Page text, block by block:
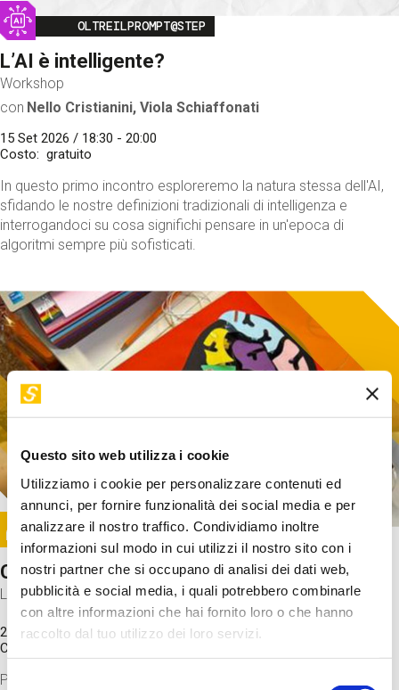
Questo sito web utilizza i cookie
Utilizziamo i cookie per personalizzare contenuti ed
annunci, per fornire funzionalità dei social media e per
analizzare il nostro traffico. Condividiamo inoltre
informazioni sul modo in cui utilizzi il nostro sito con i
nostri partner che si occupano di analisi dei dati web,
pubblicità e social media, i quali potrebbero combinarle
con altre informazioni che hai fornito loro o che hanno
raccolto dal tuo utilizzo dei loro servizi.
Selezione
Image
OLTREILPROMPT@STEP
L’AI è intelligente?
Workshop
con Nello Cristianini, Viola Schiaffonati
15 Set 2026 / 18:30 - 20:00
Costo
gratuito
In questo primo incontro esploreremo la natura stessa dell'AI,
sfidando le nostre definizioni tradizionali di intelligenza e
interrogandoci su cosa significhi pensare in un'epoca di
algoritmi sempre più sofisticati.
Image
SUNDAY@STEP
Come funziona il cervello?
Laboratorio
20 Set 2026 / 11:15 - 13:00
Costo
Proveremo a costruire un cervello in cartoncino cercando di